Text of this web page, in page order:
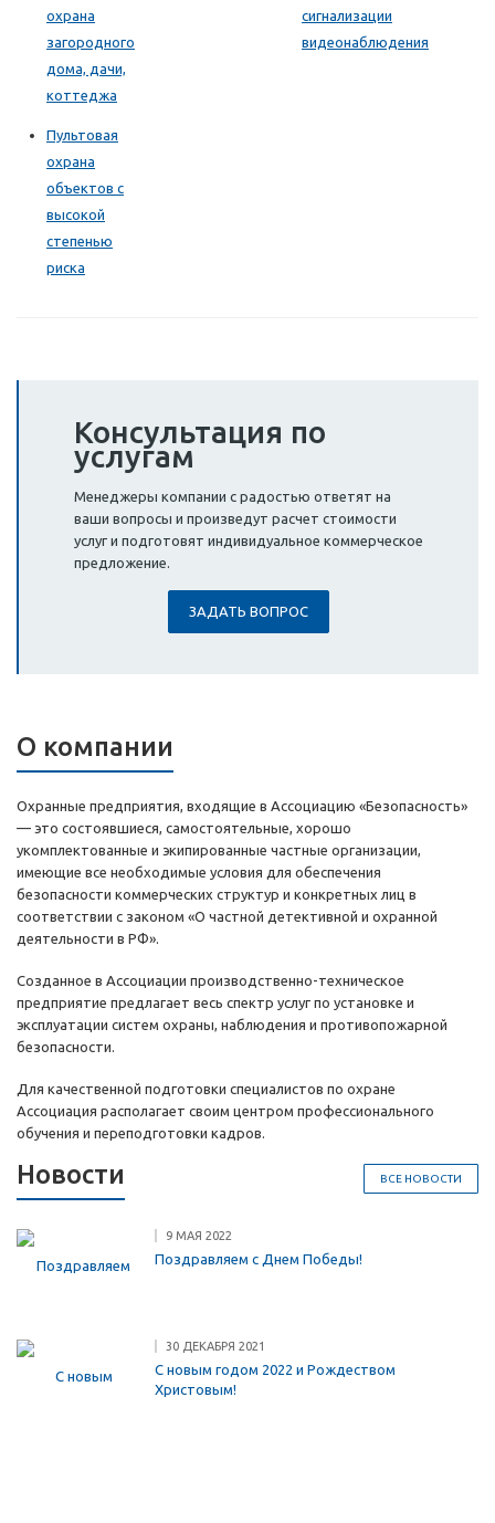
охрана
загородного
дома, дачи,
коттеджа
сигнализации
видеонаблюдения
Пультовая
охрана
объектов с
высокой
степенью
риска
Консультация по
услугам
Менеджеры компании с радостью ответят на
ваши вопросы и произведут расчет стоимости
услуг и подготовят индивидуальное коммерческое
предложение.
ЗАДАТЬ ВОПРОС
О компании
Охранные предприятия, входящие в Ассоциацию «Безопасность»
— это состоявшиеся, самостоятельные, хорошо
укомплектованные и экипированные частные организации,
имеющие все необходимые условия для обеспечения
безопасности коммерческих структур и конкретных лиц в
соответствии с законом «О частной детективной и охранной
деятельности в РФ».
Созданное в Ассоциации производственно-техническое
предприятие предлагает весь спектр услуг по установке и
эксплуатации систем охраны, наблюдения и противопожарной
безопасности.
Для качественной подготовки специалистов по охране
Ассоциация располагает своим центром профессионального
обучения и переподготовки кадров.
ВСЕ НОВОСТИ
Новости
9 МАЯ 2022
Поздравляем с Днем Победы!
30 ДЕКАБРЯ 2021
С новым годом 2022 и Рождеством
Христовым!